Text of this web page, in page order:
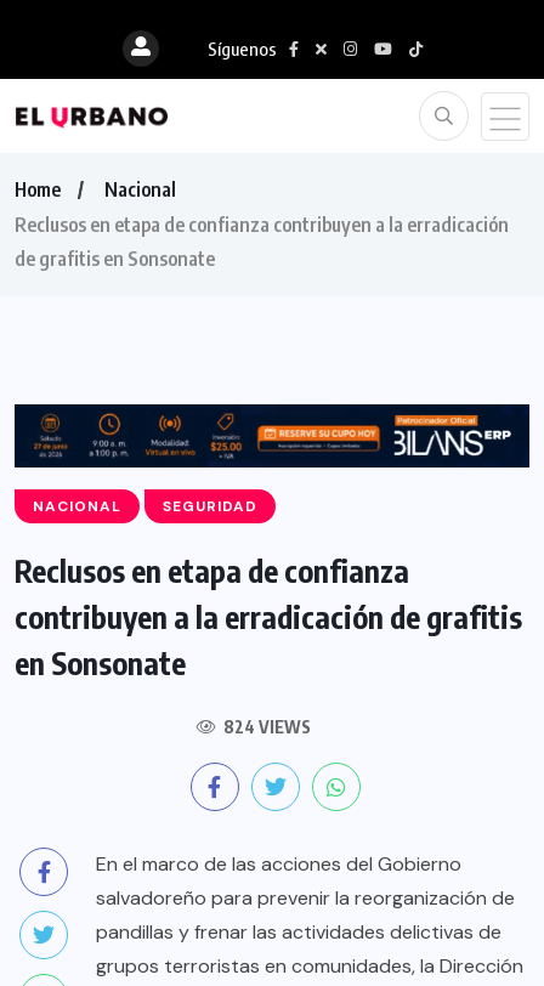
Síguenos
Home
Nacional
Reclusos en etapa de confianza contribuyen a la erradicación
de grafitis en Sonsonate
NACIONAL SEGURIDAD
Reclusos en etapa de confianza
contribuyen a la erradicación de grafitis
en Sonsonate
824 VIEWS
En el marco de las acciones del Gobierno
salvadoreño para prevenir la reorganización de
pandillas y frenar las actividades delictivas de
grupos terroristas en comunidades, la Dirección